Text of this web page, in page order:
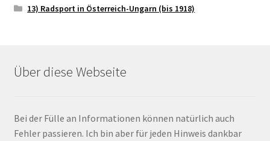
13) Radsport in Österreich-Ungarn (bis 1918)
Über diese Webseite
Bei der Fülle an Informationen können natürlich auch
Fehler passieren. Ich bin aber für jeden Hinweis dankbar